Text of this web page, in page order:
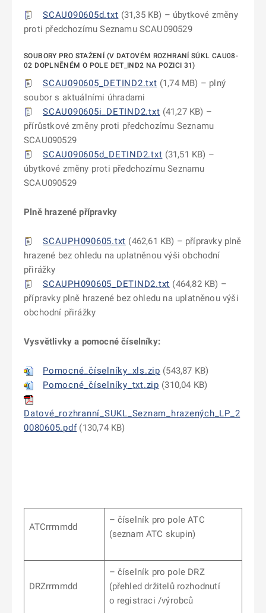
SCAU090605d.txt (31,35 KB) – úbytkové změny
proti předchozímu Seznamu SCAU090529
SOUBORY PRO STAŽENÍ (V DATOVÉM ROZHRANÍ SÚKL CAU08-
02 DOPLNĚNÉM O POLE DET_IND2 NA POZICI 31)
SCAU090605_DETIND2.txt (1,74 MB) – plný
soubor s aktuálními úhradami
SCAU090605i_DETIND2.txt (41,27 KB) –
přírůstkové změny proti předchozímu Seznamu
SCAU090529
SCAU090605d_DETIND2.txt (31,51 KB) –
úbytkové změny proti předchozímu Seznamu
SCAU090529
Plně hrazené přípravky
SCAUPH090605.txt (462,61 KB) – přípravky plně
hrazené bez ohledu na uplatněnou výši obchodní
přirážky
SCAUPH090605_DETIND2.txt (464,82 KB) –
přípravky plně hrazené bez ohledu na uplatněnou výši
obchodní přirážky
Vysvětlivky a pomocné číselníky:
Pomocné_číselníky_xls.zip (543,87 KB)
Pomocné_číselníky_txt.zip (310,04 KB)
Datové_rozhranní_SUKL_Seznam_hrazených_LP_2
0080605.pdf(130,74 KB)
ATCrrmmdd
– číselník pro pole ATC
(seznam ATC skupin)
DRZrrmmdd
– číselník pro pole DRZ
(přehled držitelů rozhodnutí
o registraci /výrobců